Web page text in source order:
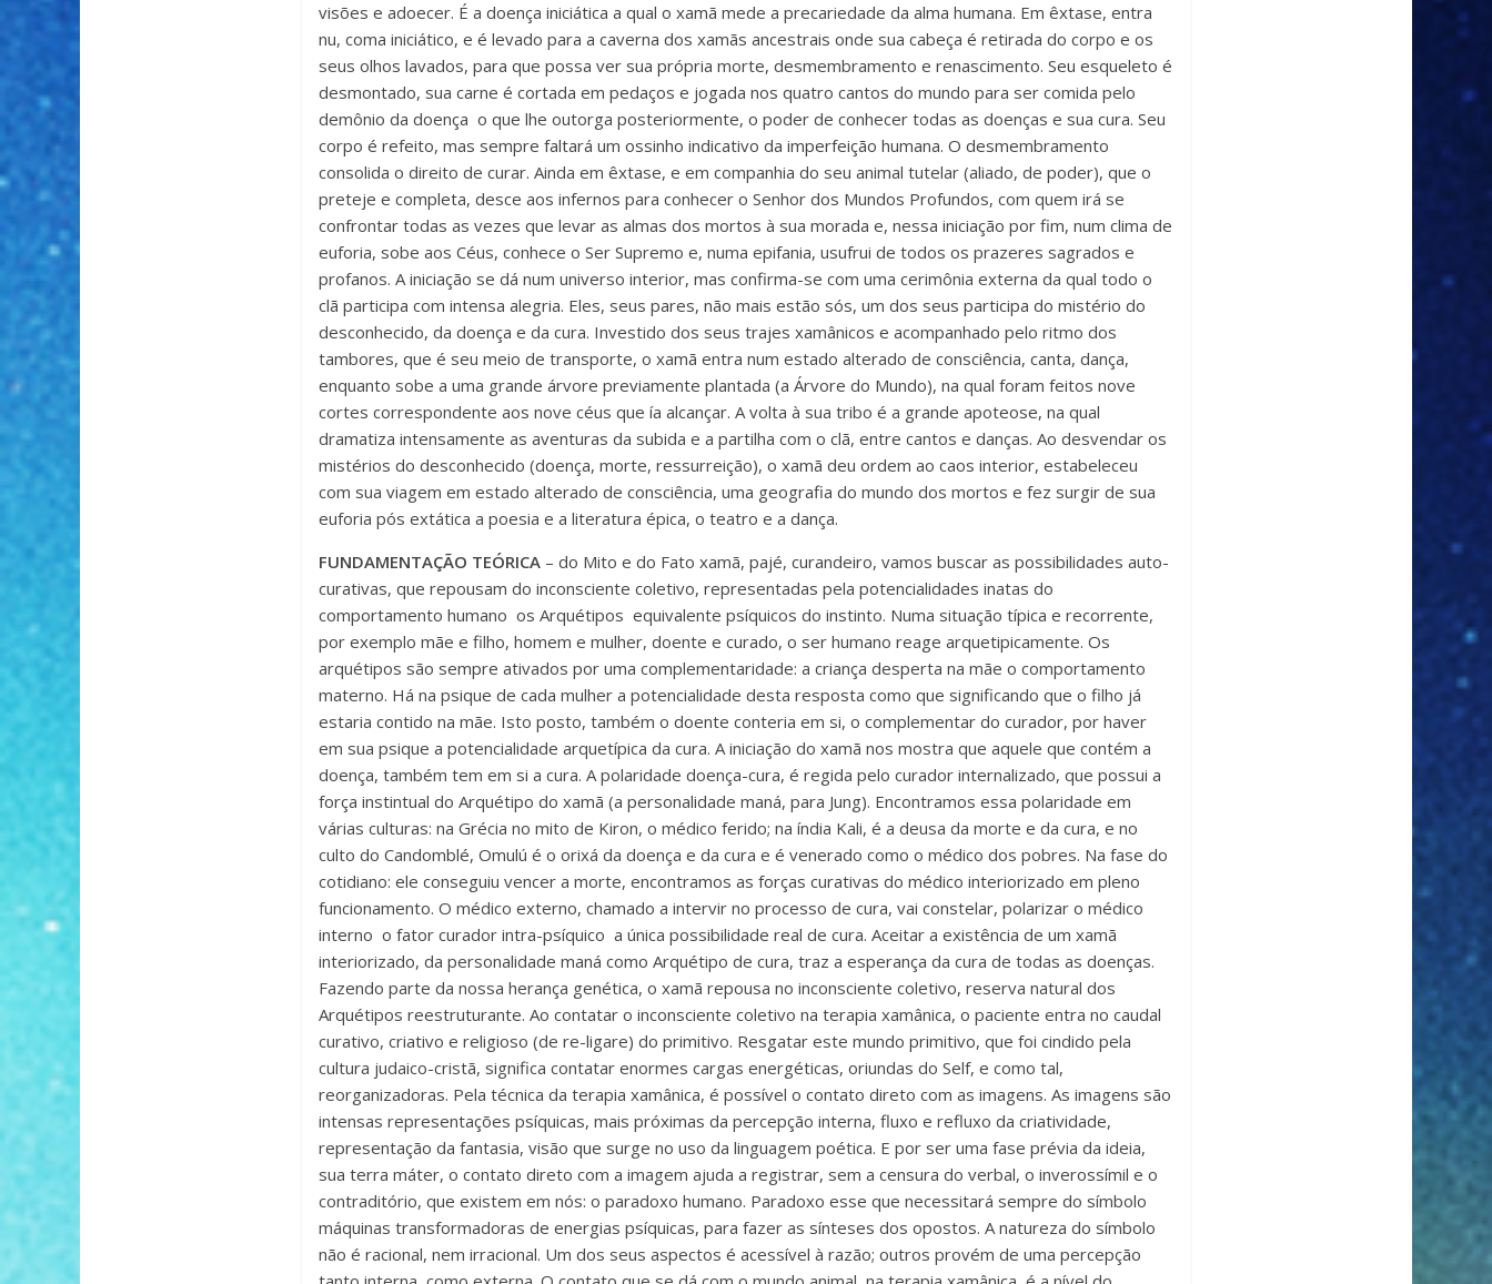
visões e adoecer. É a doença iniciática a qual o xamã mede a precariedade da alma humana. Em êxtase, entra
nu, coma iniciático, e é levado para a caverna dos xamãs ancestrais onde sua cabeça é retirada do corpo e os
seus olhos lavados, para que possa ver sua própria morte, desmembramento e renascimento. Seu esqueleto é
desmontado, sua carne é cortada em pedaços e jogada nos quatro cantos do mundo para ser comida pelo
demônio da doença o que lhe outorga posteriormente, o poder de conhecer todas as doenças e sua cura. Seu
corpo é refeito, mas sempre faltará um ossinho indicativo da imperfeição humana. O desmembramento
consolida o direito de curar. Ainda em êxtase, e em companhia do seu animal tutelar (aliado, de poder), que o
preteje e completa, desce aos infernos para conhecer o Senhor dos Mundos Profundos, com quem irá se
confrontar todas as vezes que levar as almas dos mortos à sua morada e, nessa iniciação por fim, num clima de
euforia, sobe aos Céus, conhece o Ser Supremo e, numa epifania, usufrui de todos os prazeres sagrados e
profanos. A iniciação se dá num universo interior, mas confirma-se com uma cerimônia externa da qual todo o
clã participa com intensa alegria. Eles, seus pares, não mais estão sós, um dos seus participa do mistério do
desconhecido, da doença e da cura. Investido dos seus trajes xamânicos e acompanhado pelo ritmo dos
tambores, que é seu meio de transporte, o xamã entra num estado alterado de consciência, canta, dança,
enquanto sobe a uma grande árvore previamente plantada (a Árvore do Mundo), na qual foram feitos nove
cortes correspondente aos nove céus que ía alcançar. A volta à sua tribo é a grande apoteose, na qual
dramatiza intensamente as aventuras da subida e a partilha com o clã, entre cantos e danças. Ao desvendar os
mistérios do desconhecido (doença, morte, ressurreição), o xamã deu ordem ao caos interior, estabeleceu
com sua viagem em estado alterado de consciência, uma geografia do mundo dos mortos e fez surgir de sua
euforia pós extática a poesia e a literatura épica, o teatro e a dança.
FUNDAMENTAÇÃO TEÓRICA – do Mito e do Fato xamã, pajé, curandeiro, vamos buscar as possibilidades auto-
curativas, que repousam do inconsciente coletivo, representadas pela potencialidades inatas do
comportamento humano os Arquétipos equivalente psíquicos do instinto. Numa situação típica e recorrente,
por exemplo mãe e filho, homem e mulher, doente e curado, o ser humano reage arquetipicamente. Os
arquétipos são sempre ativados por uma complementaridade: a criança desperta na mãe o comportamento
materno. Há na psique de cada mulher a potencialidade desta resposta como que significando que o filho já
estaria contido na mãe. Isto posto, também o doente conteria em si, o complementar do curador, por haver
em sua psique a potencialidade arquetípica da cura. A iniciação do xamã nos mostra que aquele que contém a
doença, também tem em si a cura. A polaridade doença-cura, é regida pelo curador internalizado, que possui a
força instintual do Arquétipo do xamã (a personalidade maná, para Jung). Encontramos essa polaridade em
várias culturas: na Grécia no mito de Kiron, o médico ferido; na índia Kali, é a deusa da morte e da cura, e no
culto do Candomblé, Omulú é o orixá da doença e da cura e é venerado como o médico dos pobres. Na fase do
cotidiano: ele conseguiu vencer a morte, encontramos as forças curativas do médico interiorizado em pleno
funcionamento. O médico externo, chamado a intervir no processo de cura, vai constelar, polarizar o médico
interno o fator curador intra-psíquico a única possibilidade real de cura. Aceitar a existência de um xamã
interiorizado, da personalidade maná como Arquétipo de cura, traz a esperança da cura de todas as doenças.
Fazendo parte da nossa herança genética, o xamã repousa no inconsciente coletivo, reserva natural dos
Arquétipos reestruturante. Ao contatar o inconsciente coletivo na terapia xamânica, o paciente entra no caudal
curativo, criativo e religioso (de re-ligare) do primitivo. Resgatar este mundo primitivo, que foi cindido pela
cultura judaico-cristã, significa contatar enormes cargas energéticas, oriundas do Self, e como tal,
reorganizadoras. Pela técnica da terapia xamânica, é possível o contato direto com as imagens. As imagens são
intensas representações psíquicas, mais próximas da percepção interna, fluxo e refluxo da criatividade,
representação da fantasia, visão que surge no uso da linguagem poética. E por ser uma fase prévia da ideia,
sua terra máter, o contato direto com a imagem ajuda a registrar, sem a censura do verbal, o inverossímil e o
contraditório, que existem em nós: o paradoxo humano. Paradoxo esse que necessitará sempre do símbolo
máquinas transformadoras de energias psíquicas, para fazer as sínteses dos opostos. A natureza do símbolo
não é racional, nem irracional. Um dos seus aspectos é acessível à razão; outros provém de uma percepção